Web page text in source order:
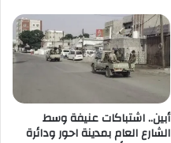
أبين.. اشتباكات عنيفة وسط
الشارع العام بمدينة احور ودائرة